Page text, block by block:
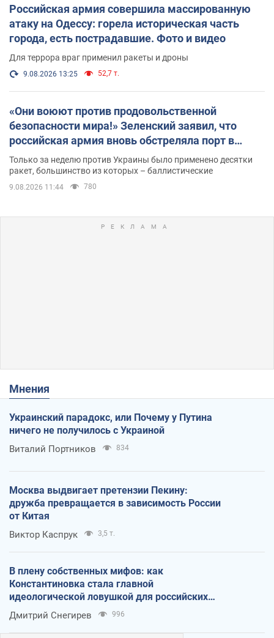
Российская армия совершила массированную
атаку на Одессу: горела историческая часть
города, есть пострадавшие. Фото и видео
Для террора враг применил ракеты и дроны
9.08.2026 13:25 52,7 т.
«Они воюют против продовольственной
безопасности мира!» Зеленский заявил, что
российская армия вновь обстреляла порт в
Одессе
Только за неделю против Украины было применено десятки
ракет, большинство из которых – баллистические
9.08.2026 11:44 780
Мнения
Украинский парадокс, или Почему у Путина
ничего не получилось с Украиной
Виталий Портников 834
Москва выдвигает претензии Пекину:
дружба превращается в зависимость России
от Китая
Виктор Каспрук 3,5 т.
В плену собственных мифов: как
Константиновка стала главной
идеологической ловушкой для российских
оккупантов
Дмитрий Снегирев 996